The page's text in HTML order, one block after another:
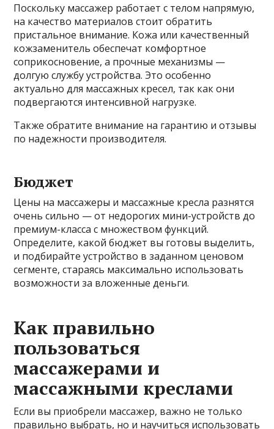
Поскольку массажер работает с телом напрямую,
на качество материалов стоит обратить
пристальное внимание. Кожа или качественный
кожзаменитель обеспечат комфортное
соприкосновение, а прочные механизмы —
долгую службу устройства. Это особенно
актуально для массажных кресел, так как они
подвергаются интенсивной нагрузке.
Также обратите внимание на гарантию и отзывы
по надежности производителя.
Бюджет
Цены на массажеры и массажные кресла разнятся
очень сильно — от недорогих мини-устройств до
премиум-класса с множеством функций.
Определите, какой бюджет вы готовы выделить,
и подбирайте устройство в заданном ценовом
сегменте, стараясь максимально использовать
возможности за вложенные деньги.
Как правильно
пользоваться
массажерами и
массажными креслами
Если вы приобрели массажер, важно не только
правильно выбрать, но и научиться использовать